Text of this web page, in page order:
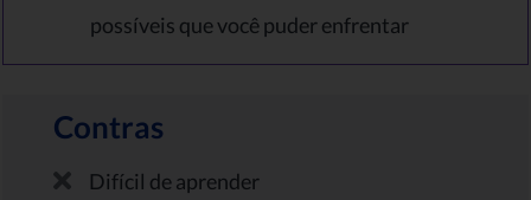
possíveis que você puder enfrentar
Contras
Difícil de aprender